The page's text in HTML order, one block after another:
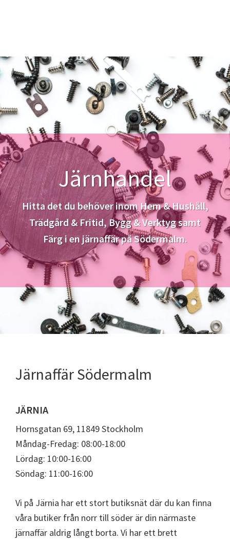
Järnhandel
Hitta det du behöver inom Hem & Hushåll,
Trädgård & Fritid, Bygg & Verktyg samt
Färg i en järnaffär på Södermalm.
Järnaffär Södermalm
JÄRNIA
Hornsgatan 69, 11849 Stockholm
Måndag-Fredag: 08:00-18:00
Lördag: 10:00-16:00
Söndag: 11:00-16:00
Vi på Järnia har ett stort butiksnät där du kan finna
våra butiker från norr till söder är din närmaste
järnaffär aldrig långt borta. Vi har ett brett